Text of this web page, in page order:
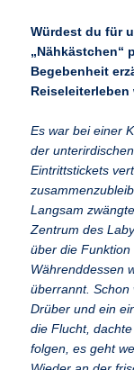
Würdest du für
„Nähkästchen“
Begebenheit
Es war bei einer
der
Eintrittstickets
Langsam
Zentrum des
über die Funktion
Währenddessen
überrannt. Schon
Drüber und ein
die Flucht,
folgen, es geht